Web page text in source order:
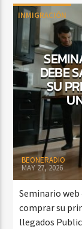
INMIGRACIÓN
DEBE
SU
BEONERADIO
MAY 27, 2026
Seminario web
comprar su
llegados